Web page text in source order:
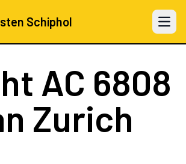
Schiphol Open
AC 6808
Zurich